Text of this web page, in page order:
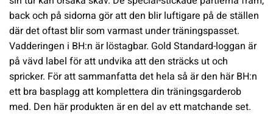
back och på sidorna gör att den blir luftigare på de ställen
där det oftast blir som varmast under träningspasset.
Vadderingen i BH:n är löstagbar. Gold Standard-loggan är
på vävd label för att undvika att den sträcks ut och
spricker. För att sammanfatta det hela så är den här BH:n
ett bra basplagg att komplettera din träningsgarderob
med. Den här produkten är en del av ett matchande set.